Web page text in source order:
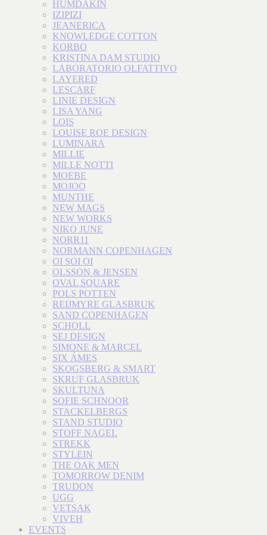
HUMDAKIN
IZIPIZI
JEANERICA
KNOWLEDGE COTTON
KORBO
KRISTINA DAM STUDIO
LABORATORIO OLFATTIVO
LAYERED
LESCARF
LINIE DESIGN
LISA YANG
LOIS
LOUISE ROE DESIGN
LUMINARA
MILLIE
MILLE NOTTI
MOEBE
MOJOO
MUNTHE
NEW MAGS
NEW WORKS
NIKO JUNE
NORR11
NORMANN COPENHAGEN
OI SOI OI
OLSSON & JENSEN
OVAL SQUARE
POLS POTTEN
REIJMYRE GLASBRUK
SAND COPENHAGEN
SCHOLL
SEJ DESIGN
SIMONE & MARCEL
SIX ÁMES
SKOGSBERG & SMART
SKRUF GLASBRUK
SKULTUNA
SOFIE SCHNOOR
STACKELBERGS
STAND STUDIO
STOFF NAGEL
STREKK
STYLEIN
THE OAK MEN
TOMORROW DENIM
TRUDON
UGG
VETSAK
VIVEH
EVENTS